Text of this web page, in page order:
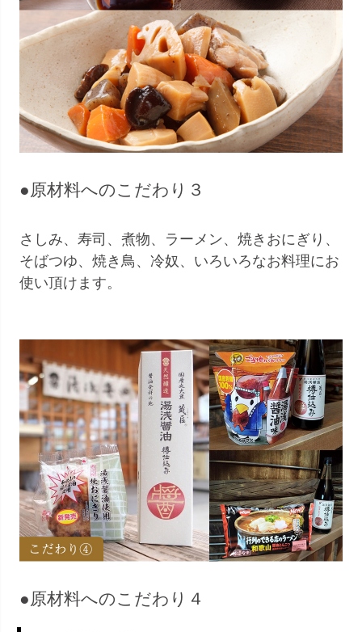
●原材料へのこだわり３
さしみ、寿司、煮物、ラーメン、焼きおにぎり、
そばつゆ、焼き鳥、冷奴、いろいろなお料理にお
使い頂けます。
●原材料へのこだわり４